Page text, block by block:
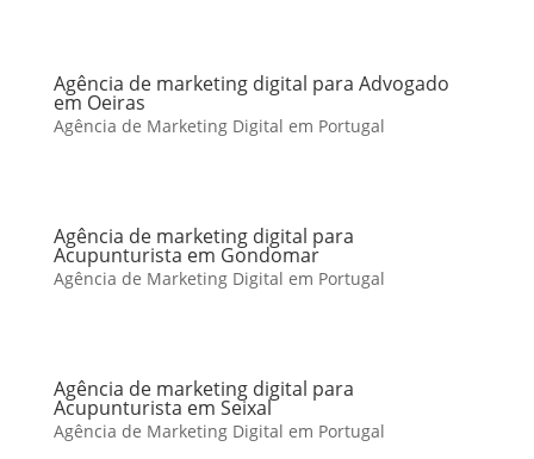
Agência de marketing digital para Advogado
em Oeiras
Agência de Marketing Digital em Portugal
Agência de marketing digital para
Acupunturista em Gondomar
Agência de Marketing Digital em Portugal
Agência de marketing digital para
Acupunturista em Seixal
Agência de Marketing Digital em Portugal